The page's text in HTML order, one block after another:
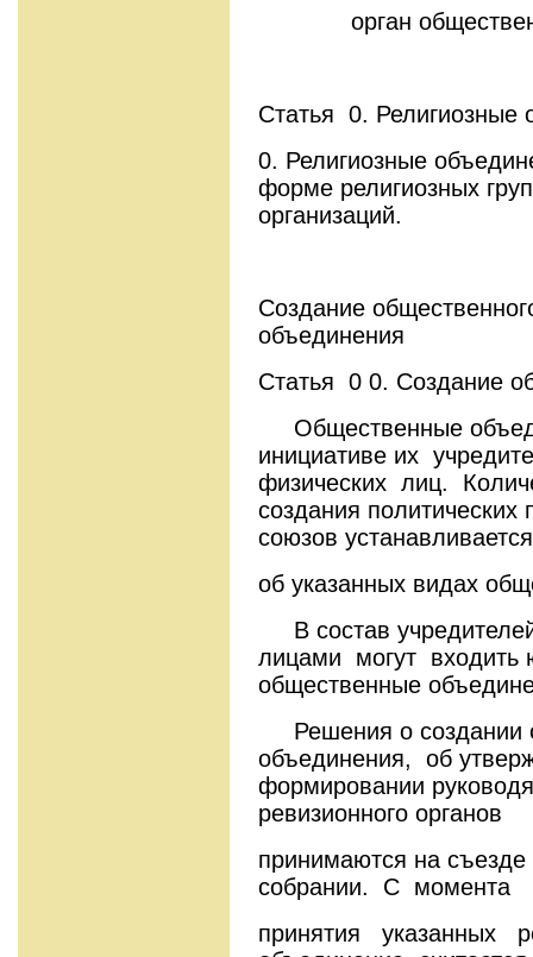
орган
Статья 0. Религиозные
0. Религиозные
форме религиозных
организаций.
Создание
объединения
Статья 0 0. Создание
Общественные
инициативе их
физических лиц.
создания
союзов
об указанных видах
В состав
лицами могут входить
общественные
Решения о создании
объединения, об
формировании
ревизионного органов
принимаются на
собрании. С момента
принятия указанных